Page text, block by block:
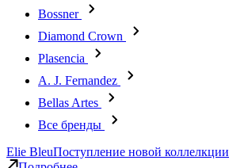
Bossner
Diamond Crown
Plasencia
A. J. Fernandez
Bellas Artes
Все бренды
Elie BleuПоступление новой коллелкции